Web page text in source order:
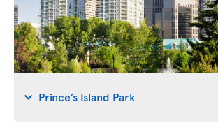
Prince’s Island Park